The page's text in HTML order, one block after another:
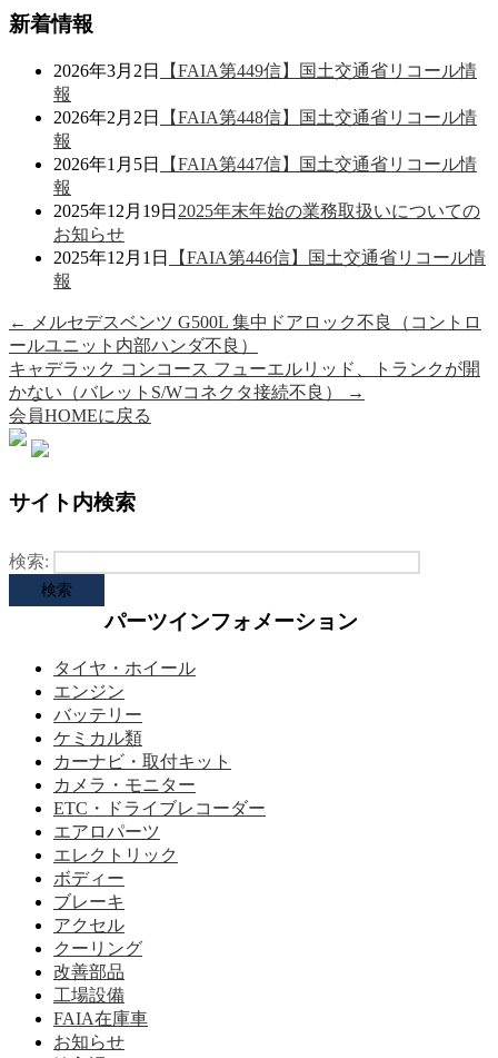
新着情報
2026年3月2日
【FAIA第449信】国土交通省リコール情
報
2026年2月2日
【FAIA第448信】国土交通省リコール情
報
2026年1月5日
【FAIA第447信】国土交通省リコール情
報
2025年12月19日 2025年末年始の業務取扱いについての
お知らせ
2025年12月1日
【FAIA第446信】国土交通省リコール情
報
←
メルセデスベンツ G500L 集中ドアロック不良（コントロ
ールユニット内部ハンダ不良）
キャデラック コンコース フューエルリッド、トランクが開
かない（バレットS/Wコネクタ接続不良）
→
会員HOMEに戻る
サイト内検索
検索:
パーツインフォメーション
タイヤ・ホイール
エンジン
バッテリー
ケミカル類
カーナビ・取付キット
カメラ・モニター
ETC・ドライブレコーダー
エアロパーツ
エレクトリック
ボディー
ブレーキ
アクセル
クーリング
改善部品
工場設備
FAIA在庫車
お知らせ